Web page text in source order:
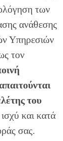
των
ανάθεσης
Υπηρεσιών
τον
του
και κατά
σας.